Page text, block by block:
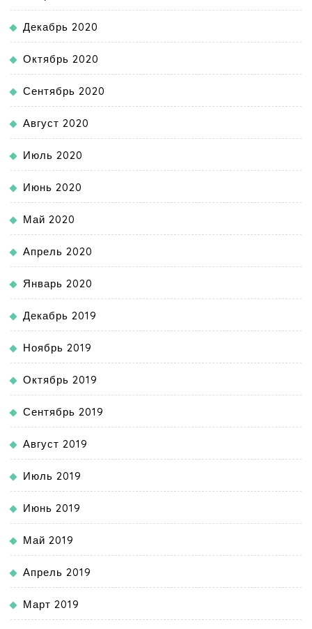
Декабрь 2020
Октябрь 2020
Сентябрь 2020
Август 2020
Июль 2020
Июнь 2020
Май 2020
Апрель 2020
Январь 2020
Декабрь 2019
Ноябрь 2019
Октябрь 2019
Сентябрь 2019
Август 2019
Июль 2019
Июнь 2019
Май 2019
Апрель 2019
Март 2019